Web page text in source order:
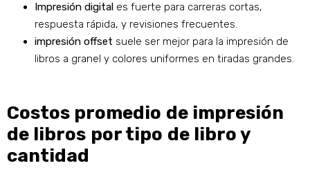
Impresión digital es fuerte para carreras cortas,
respuesta rápida, y revisiones frecuentes.
impresión offset suele ser mejor para la impresión de
libros a granel y colores uniformes en tiradas grandes.
Costos promedio de impresión
de libros por tipo de libro y
cantidad